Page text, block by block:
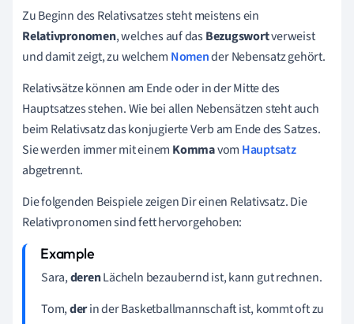
Zu Beginn des Relativsatzes steht meistens ein
Relativpronomen, welches auf dasBezugswortverweist
und damit zeigt, zu welchem Nomender Nebensatz gehört.
Relativsätze können am Ende oder in der Mitte des
Hauptsatzes stehen. Wie bei allen Nebensätzen steht auch
beim Relativsatz das konjugierte Verb am Ende des Satzes.
Sie werden immer mit einem Kommavom Hauptsatz
abgetrennt.
Die folgenden Beispiele zeigen Dir einen Relativsatz. Die
Relativpronomen sind fett hervorgehoben:
Sara,derenLächeln bezaubernd ist, kann gut rechnen.
Tom,derin der Basketballmannschaft ist,kommt oft zu